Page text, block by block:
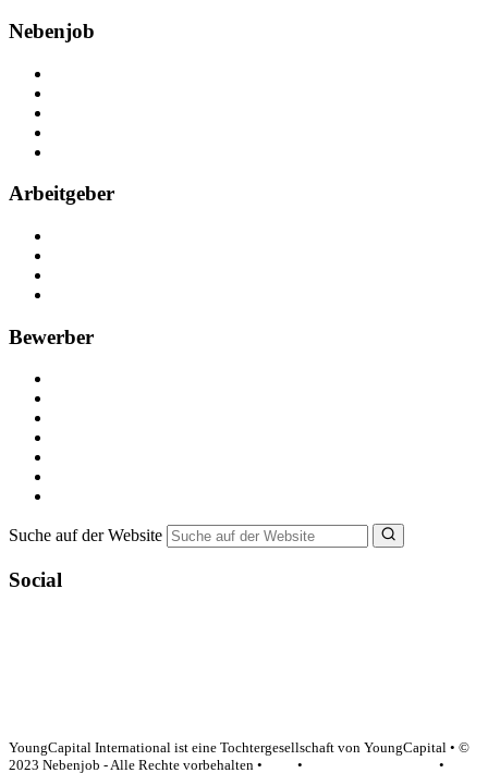
Nebenjob
Arbeitgeber
Bewerber
Suche auf der Website
Social
YoungCapital International ist eine Tochtergesellschaft von YoungCapital • ©
2023 Nebenjob - Alle Rechte vorbehalten •
•
•